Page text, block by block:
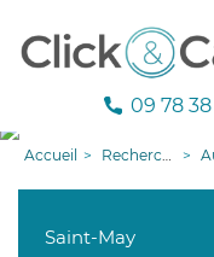
09 78
Accueil Recherche aide à domicile